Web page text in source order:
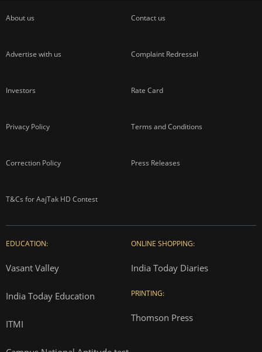
About us Contact us
Advertise with us Complaint Redressal
Investors Rate Card
Privacy Policy Terms and Conditions
Correction Policy Press Releases
T&Cs for AajTak HD Contest
EDUCATION:
Vasant Valley
India Today Education
ITMI
ONLINE SHOPPING:
India Today Diaries
PRINTING:
Thomson Press